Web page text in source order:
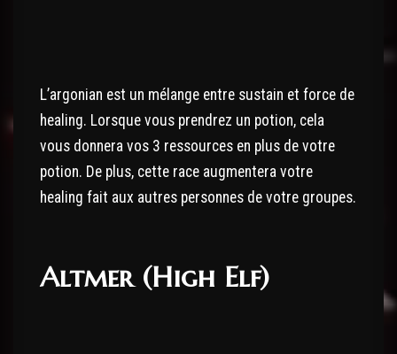
L’argonian est un mélange entre sustain et force de
healing. Lorsque vous prendrez un potion, cela
vous donnera vos 3 ressources en plus de votre
potion. De plus, cette race augmentera votre
healing fait aux autres personnes de votre groupes.
Altmer (High Elf)